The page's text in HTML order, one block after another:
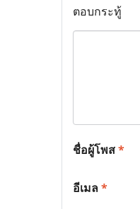
ตอบกระทู้
ชื่อผู้โพส*
อีเมล*